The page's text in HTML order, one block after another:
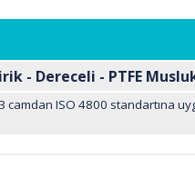
- Dereceli - PTFE
camdan ISO 4800 standartına